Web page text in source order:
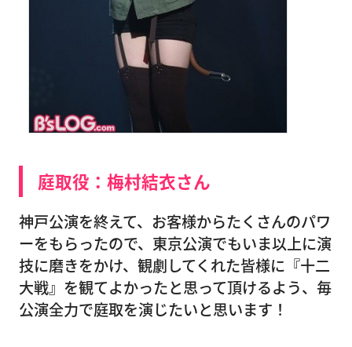
庭取役：梅村結衣さん
神戸公演を終えて、お客様からたくさんのパワ
ーをもらったので、東京公演でもいま以上に演
技に磨きをかけ、観劇してくれた皆様に『十二
大戦』を観てよかったと思って頂けるよう、毎
公演全力で庭取を演じたいと思います！